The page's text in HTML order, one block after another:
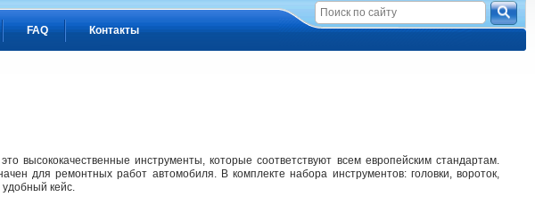
FAQ Контакты
высококачественные инструменты, которые соответствуют всем европейским стандартам.
для ремонтных работ автомобиля. В комплекте набора инструментов: головки, вороток,
удобный кейс.